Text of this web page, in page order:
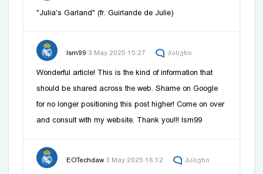
"Julia's Garland" (fr. Guirlande de Julie)
lsm99 3 May 2025 15:27 პასუხი
Wonderful article! This is the kind of information that
should be shared across the web. Shame on Google
for no longer positioning this post higher! Come on over
and consult with my website. Thank you!!!lsm99
EOTechdaw 3 May 2025 16:12 პასუხი